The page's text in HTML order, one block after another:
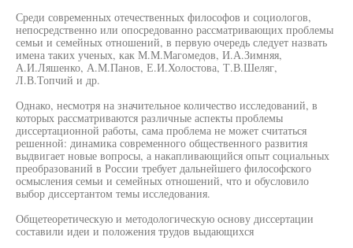
Среди современных отечественных философов и социологов,
непосредственно или опосредованно рассматривающих проблемы
семьи и семейных отношений, в первую очередь следует назвать
имена таких ученых, как М.М.Магомедов, И.А.Зимняя,
А.И.Ляшенко, А.М.Панов, Е.И.Холостова, Т.В.Шеляг,
Л.В.Топчий и др.
Однако, несмотря на значительное количество исследований, в
которых рассматриваются различные аспекты проблемы
диссертационной работы, сама проблема не может считаться
решенной: динамика современного общественного развития
выдвигает новые вопросы, а накапливающийся опыт социальных
преобразований в России требует дальнейшего философского
осмысления семьи и семейных отношений, что и обусловило
выбор диссертантом темы исследования.
Общетеоретическую и методологическую основу диссертации
составили идеи и положения трудов выдающихся